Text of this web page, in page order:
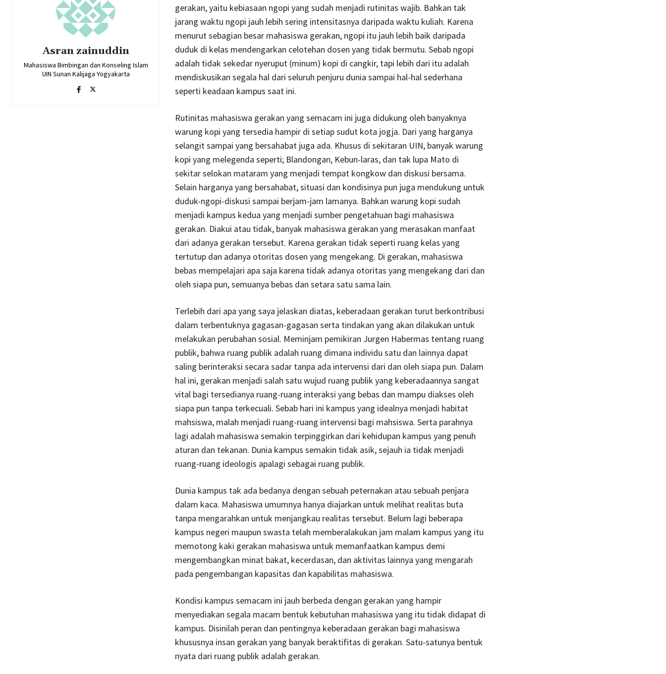
Asran zainuddin
Mahasiswa Bimbingan dan Konseling Islam
UIN Sunan Kalijaga Yogyakarta
gerakan, yaitu kebiasaan ngopi yang sudah menjadi rutinitas wajib. Bahkan tak
jarang waktu ngopi jauh lebih sering intensitasnya daripada waktu kuliah. Karena
menurut sebagian besar mahasiswa gerakan, ngopi itu jauh lebih baik daripada
duduk di kelas mendengarkan celotehan dosen yang tidak bermutu. Sebab ngopi
adalah tidak sekedar nyeruput (minum) kopi di cangkir, tapi lebih dari itu adalah
mendiskusikan segala hal dari seluruh penjuru dunia sampai hal-hal sederhana
seperti keadaan kampus saat ini.
Rutinitas mahasiswa gerakan yang semacam ini juga didukung oleh banyaknya
warung kopi yang tersedia hampir di setiap sudut kota jogja. Dari yang harganya
selangit sampai yang bersahabat juga ada. Khusus di sekitaran UIN, banyak warung
kopi yang melegenda seperti; Blandongan, Kebun-laras, dan tak lupa Mato di
sekitar selokan mataram yang menjadi tempat kongkow dan diskusi bersama.
Selain harganya yang bersahabat, situasi dan kondisinya pun juga mendukung untuk
duduk-ngopi-diskusi sampai berjam-jam lamanya. Bahkan warung kopi sudah
menjadi kampus kedua yang menjadi sumber pengetahuan bagi mahasiswa
gerakan. Diakui atau tidak, banyak mahasiswa gerakan yang merasakan manfaat
dari adanya gerakan tersebut. Karena gerakan tidak seperti ruang kelas yang
tertutup dan adanya otoritas dosen yang mengekang. Di gerakan, mahasiswa
bebas mempelajari apa saja karena tidak adanya otoritas yang mengekang dari dan
oleh siapa pun, semuanya bebas dan setara satu sama lain.
Terlebih dari apa yang saya jelaskan diatas, keberadaan gerakan turut berkontribusi
dalam terbentuknya gagasan-gagasan serta tindakan yang akan dilakukan untuk
melakukan perubahan sosial. Meminjam pemikiran Jurgen Habermas tentang ruang
publik, bahwa ruang publik adalah ruang dimana individu satu dan lainnya dapat
saling berinteraksi secara sadar tanpa ada intervensi dari dan oleh siapa pun. Dalam
hal ini, gerakan menjadi salah satu wujud ruang publik yang keberadaannya sangat
vital bagi tersedianya ruang-ruang interaksi yang bebas dan mampu diakses oleh
siapa pun tanpa terkecuali. Sebab hari ini kampus yang idealnya menjadi habitat
mahsiswa, malah menjadi ruang-ruang intervensi bagi mahsiswa. Serta parahnya
lagi adalah mahasiswa semakin terpinggirkan dari kehidupan kampus yang penuh
aturan dan tekanan. Dunia kampus semakin tidak asik, sejauh ia tidak menjadi
ruang-ruang ideologis apalagi sebagai ruang publik.
Dunia kampus tak ada bedanya dengan sebuah peternakan atau sebuah penjara
dalam kaca. Mahasiswa umumnya hanya diajarkan untuk melihat realitas buta
tanpa mengarahkan untuk menjangkau realitas tersebut. Belum lagi beberapa
kampus negeri maupun swasta telah memberalakukan jam malam kampus yang itu
memotong kaki gerakan mahasiswa untuk memanfaatkan kampus demi
mengembangkan minat bakat, kecerdasan, dan aktivitas lainnya yang mengarah
pada pengembangan kapasitas dan kapabilitas mahasiswa.
Kondisi kampus semacam ini jauh berbeda dengan gerakan yang hampir
menyediakan segala macam bentuk kebutuhan mahasiswa yang itu tidak didapat di
kampus. Disinilah peran dan pentingnya keberadaan gerakan bagi mahasiswa
khususnya insan gerakan yang banyak beraktifitas di gerakan. Satu-satunya bentuk
nyata dari ruang publik adalah gerakan.